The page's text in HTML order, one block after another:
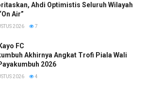
Ahdi Optimistis Seluruh Wilayah
Air”
2026 7
FC
Akhirnya Angkat Trofi Piala Wali
2026
2026 4